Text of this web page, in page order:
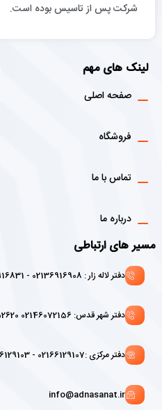
شركت پس از تاسيس بوده است.
لینک های مهم
صفحه اصلی
فروشگاه
تماس با ما
درباره ما
مسیر های ارتباطی
دفتر لاله زار : 02136916908 - 02136916831
دفتر شهر قدس: 02146072156 09213752620
دفتر مرکزی :02166129107 - 02166129103
info@adnasanat.ir